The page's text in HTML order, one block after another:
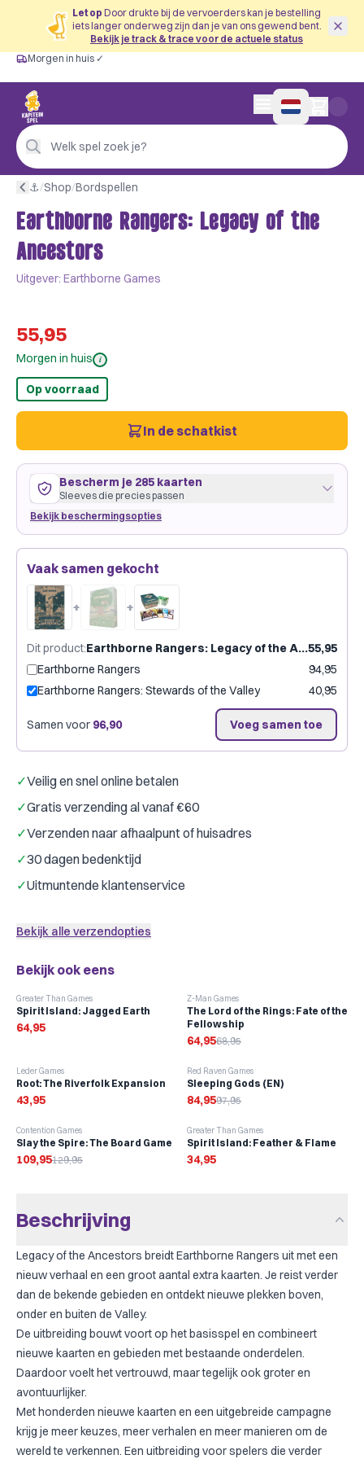
Let op Door drukte bij de vervoerders kan je bestelling
iets langer onderweg zijn dan je van ons gewend bent.
Bekijk je track & trace voor de actuele status
Gratis vanaf €60
Morgen in huis ✓
Persoonlijk advies
4,9/5 —
Morgen in huis ✓
Welk spel zoek je?
0 artikelen in
⚓︎/Shop/Bordspellen
Earthborne Rangers: Legacy of the
Ancestors
Uitgever: Earthborne Games
55,95
Morgen in huis i
Op voorraad
In de schatkist
Bescherm je 285 kaarten
Sleeves die precies passen
Bekijk beschermingsopties
past precies·Dragon Shield Clear
Merk: Dragon Shield
Kleur: Transparant
Kies welke kaarten je beschermt
Spel met sleeves toevoegen
Vaak samen gekocht
+ +
Dit product: Earthborne Rangers: Legacy of the Ancestors55,95
Earthborne Rangers
94,95
Earthborne Rangers: Stewards of the Valley
40,95
Samen voor 96,90 Voeg samen toe
✓Veilig en snel online betalen
✓Gratis verzending al vanaf €60
✓Verzenden naar afhaalpunt of huisadres
✓30 dagen bedenktijd
✓Uitmuntende klantenservice
Bekijk alle verzendopties
Bekijk ook eens
Greater Than Games
Spirit Island: Jagged Earth
64,95
-6%
Z-Man Games
The Lord of the Rings: Fate of the
Fellowship
64,9568,95
Leder Games
Root: The Riverfolk Expansion
43,95
-13%
Red Raven Games
Sleeping Gods (EN)
84,9597,95
-15%
Contention Games
Slay the Spire: The Board Game
109,95129,95
Greater Than Games
Spirit Island: Feather & Flame
34,95
Beschrijving
Legacy of the Ancestors breidt Earthborne Rangers uit met een
nieuw verhaal en een groot aantal extra kaarten. Je reist verder
dan de bekende gebieden en ontdekt nieuwe plekken boven,
onder en buiten de Valley.
De uitbreiding bouwt voort op het basisspel en combineert
nieuwe kaarten en gebieden met bestaande onderdelen.
Daardoor voelt het vertrouwd, maar tegelijk ook groter en
avontuurlijker.
Met honderden nieuwe kaarten en een uitgebreide campagne
krijg je meer keuzes, meer verhalen en meer manieren om de
wereld te verkennen. Een uitbreiding voor spelers die verder